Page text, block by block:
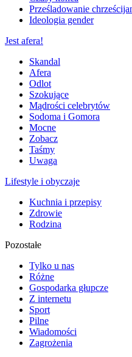
Prześladowanie
Ideologia gender
Jest afera!
Skandal
Afera
Odlot
Szokujące
Mądrości celebrytów
Sodoma i Gomora
Mocne
Zobacz
Taśmy
Uwaga
Lifestyle i obyczaje
Kuchnia i przepisy
Zdrowie
Rodzina
Pozostałe
Tylko u nas
Różne
Gospodarka głupcze
Z internetu
Sport
Pilne
Wiadomości
Zagrożenia